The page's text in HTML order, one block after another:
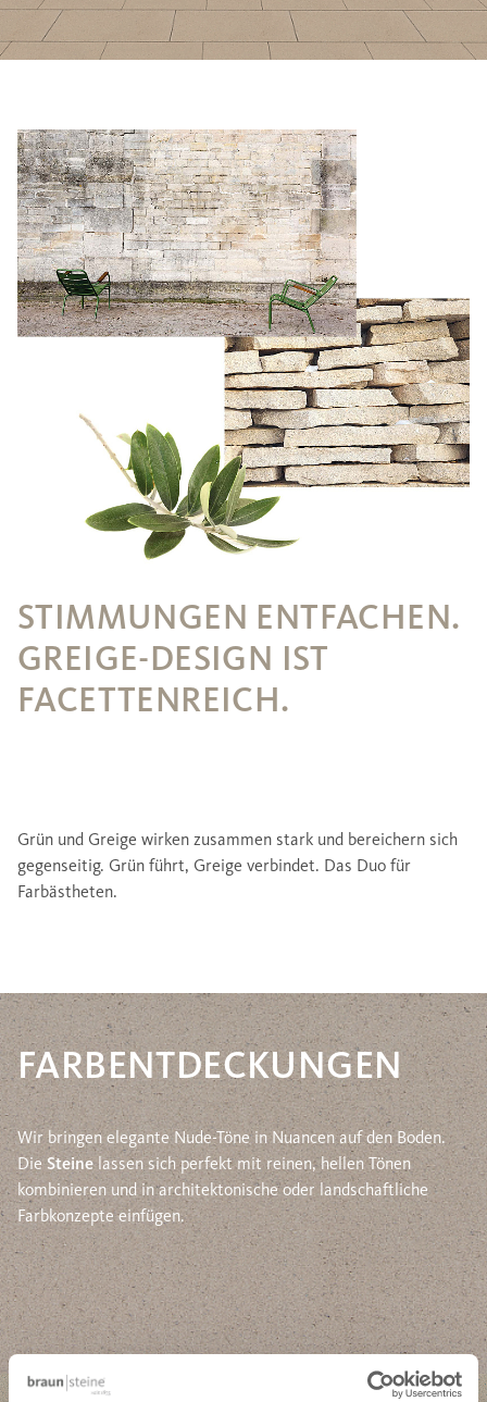
STIMMUNGEN ENTFACHEN.
GREIGE-DESIGN IST
FACETTENREICH.
Grün und Greige wirken zusammen stark und bereichern sich
gegenseitig. Grün führt, Greige verbindet. Das Duo für
Farbästheten.
FARBENTDECKUNGEN
Wir bringen elegante Nude-Töne in Nuancen auf den Boden.
Die Steinelassen sich perfekt mit reinen, hellen Tönen
kombinieren und in architektonische oder landschaftliche
Farbkonzepte einfügen.